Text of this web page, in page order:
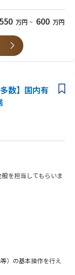
550 万円 ~ 600 万円
数】国内有
を担当してもらいま
する業務
）の基本操作を行え